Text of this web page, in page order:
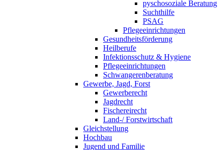
pyschosoziale Beratung
Suchthilfe
PSAG
Pflegeeinrichtungen
Gesundheitsförderung
Heilberufe
Infektionsschutz & Hygiene
Pflegeeinrichtungen
Schwangerenberatung
Gewerbe, Jagd, Forst
Gewerberecht
Jagdrecht
Fischereirecht
Land-/ Forstwirtschaft
Gleichstellung
Hochbau
Jugend und Familie